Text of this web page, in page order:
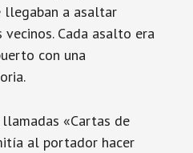
llegaban a asaltar
Cada asalto era
con una
«Cartas de
al portador hacer